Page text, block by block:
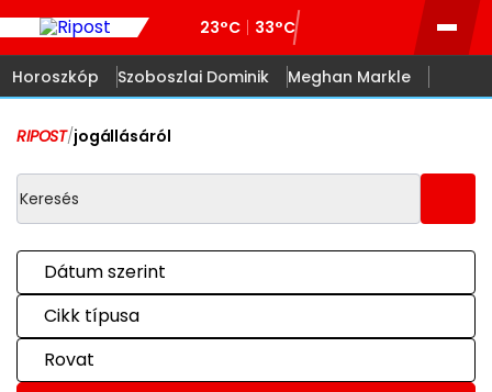
23°C 33°C
Horoszkóp Szoboszlai Dominik Meghan Markle
RIPOST/jogállásáról
Dátum szerint
Cikk típusa
Rovat